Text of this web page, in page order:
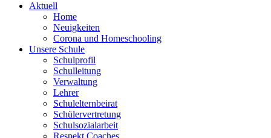
Aktuell
Home
Neuigkeiten
Corona und Homeschooling
Unsere Schule
Schulprofil
Schulleitung
Verwaltung
Lehrer
Schulelternbeirat
Schülervertretung
Schulsozialarbeit
Respekt Coaches